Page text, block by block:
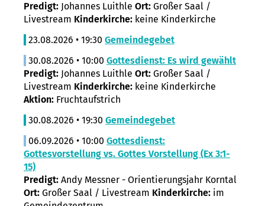
Predigt: Johannes Luithle Ort: Großer Saal /
Livestream Kinderkirche: keine Kinderkirche
23.08.2026 • 19:30 Gemeindegebet
30.08.2026 • 10:00 Gottesdienst: Es wird gewählt
Predigt: Johannes Luithle Ort: Großer Saal /
Livestream Kinderkirche: keine Kinderkirche
Aktion: Fruchtaufstrich
30.08.2026 • 19:30 Gemeindegebet
06.09.2026 • 10:00 Gottesdienst:
Gottesvorstellung vs. Gottes Vorstellung (Ex 3:1-
15)
Predigt: Andy Messner - Orientierungsjahr Korntal
Ort: Großer Saal / Livestream Kinderkirche: im